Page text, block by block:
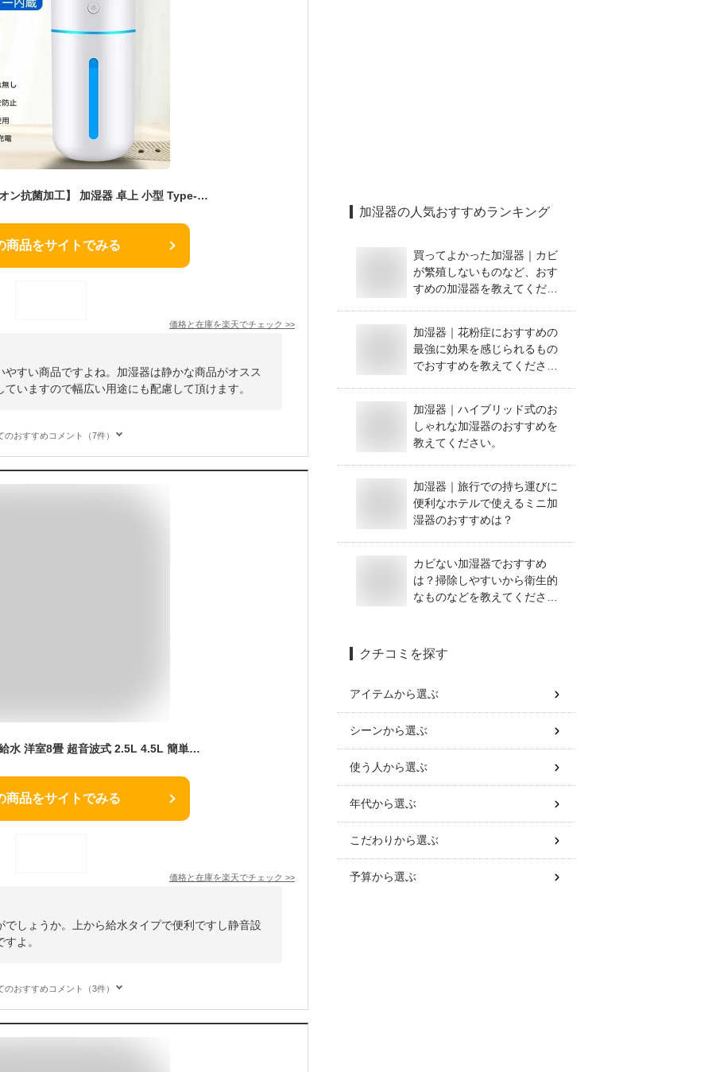
【 2025新設計・銀イオン抗菌加工】 加湿器 卓上 小型 Type-C充電式 卓上加湿器 除菌 大容量350ML 超音波式加湿器 水溶性アロマ 次亜塩素酸水対応 車載加湿器 持ち運び便利 軽量 コンパクト コードレス 2段階ミスト 水漏れ防止 長時間運転 自動停止機能
商品をサイトでみる
価格と在庫を楽天でチェック >>
すい商品ですよね。加湿器は静かな商品がオスス
いますので幅広い用途にも配慮して頂けます。
のおすすめコメント（7件）
加湿器 大容量 上から給水 洋室8畳 超音波式 2.5L 4.5L 簡単操作 リビング 卓上 上部給水加湿器 静音 静か 円柱 デザイン インテリア家電 乾燥対策 オフィス 抗菌 ミスト モノトーン 一人暮らし 新生活 おしゃれ mottole MTL-H001
商品をサイトでみる
価格と在庫を楽天でチェック >>
しょうか。上から給水タイプで便利ですし静音設
よ。
のおすすめコメント（3件）
加湿器の人気おすすめランキング
買ってよかった加湿器｜カビ
が繁殖しないものなど、おす
すめの加湿器を教えてくださ
加湿器｜花粉症におすすめの
最強に効果を感じられるもの
でおすすめを教えてくださ
加湿器｜ハイブリッド式のお
しゃれな加湿器のおすすめを
教えてください。
加湿器｜旅行での持ち運びに
便利なホテルで使えるミニ加
湿器のおすすめは？
カビない加湿器でおすすめ
は？掃除しやすいから衛生的
なものなどを教えてくださ
クチコミを探す
アイテムから選ぶ
シーンから選ぶ
使う人から選ぶ
年代から選ぶ
こだわりから選ぶ
予算から選ぶ